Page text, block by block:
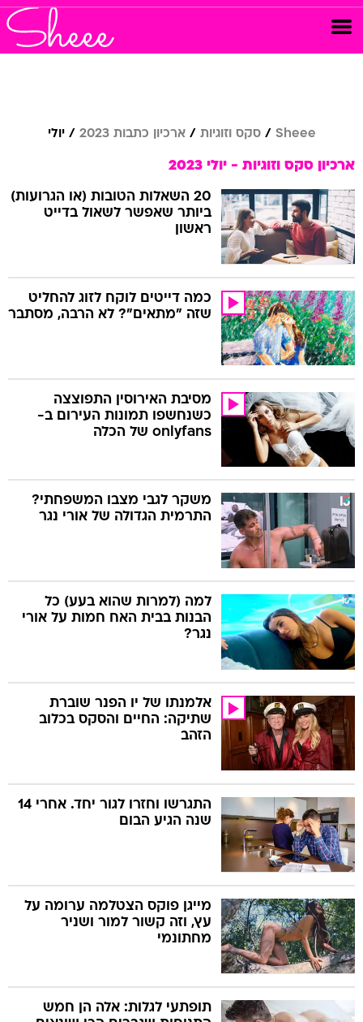
Sheee סקס וזוגיות ארכיון כתבות 2023 יולי
ארכיון סקס וזוגיות - יולי 2023
20 השאלות הטובות (או הגרועות)
ביותר שאפשר לשאול בדייט
ראשון
כמה דייטים לוקח לזוג להחליט
שזה "מתאים"? לא הרבה, מסתבר
מסיבת האירוסין התפוצצה
כשנחשפו תמונות העירום ב-
onlyfans של הכלה
משקר לגבי מצבו המשפחתי?
התרמית הגדולה של אורי נגר
למה (למרות שהוא בעע) כל
הבנות בבית האח חמות על אורי
נגר?
אלמנתו של יו הפנר שוברת
שתיקה: החיים והסקס בכלוב
הזהב
התגרשו וחזרו לגור יחד. אחרי 14
שנה הגיע הבום
מייגן פוקס הצטלמה ערומה על
עץ, וזה קשור למור ושניר
מחתונמי
תופתעי לגלות: אלה הן חמש